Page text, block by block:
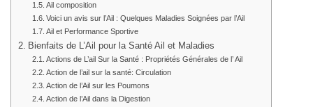
Ail composition
Voici un avis sur l’Ail : Quelques Maladies Soignées par l’Ail
Ail et Performance Sportive
Bienfaits de L’Ail pour la Santé Ail et Maladies
Actions de L’ail Sur la Santé : Propriétés Générales de l’ Ail
Action de l’ail sur la santé: Circulation
Action de l’Ail sur les Poumons
Action de l’Ail dans la Digestion